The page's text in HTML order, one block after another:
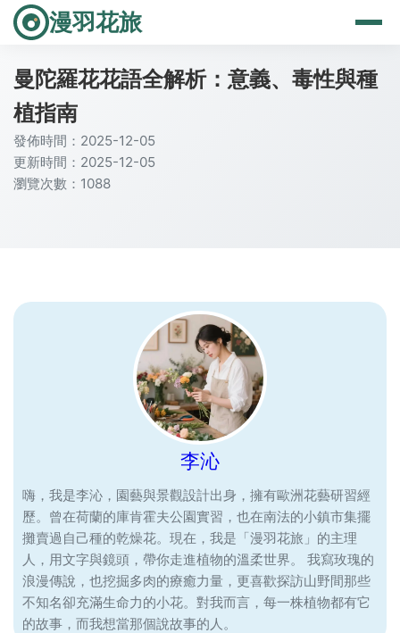
漫羽花旅
曼陀羅花花語全解析：意義、毒性與種
植指南
發佈時間：2025-12-05
更新時間：2025-12-05
瀏覽次數：1088
李沁
嗨，我是李沁，園藝與景觀設計出身，擁有歐洲花藝研習經
歷。曾在荷蘭的庫肯霍夫公園實習，也在南法的小鎮市集擺
攤賣過自己種的乾燥花。現在，我是「漫羽花旅」的主理
人，用文字與鏡頭，帶你走進植物的溫柔世界。 我寫玫瑰的
浪漫傳說，也挖掘多肉的療癒力量，更喜歡探訪山野間那些
不知名卻充滿生命力的小花。對我而言，每一株植物都有它
的故事，而我想當那個說故事的人。